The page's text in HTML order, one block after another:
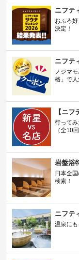
ニフテ
おふろ
決定！
ニフテ
ノジマ
格」で人
【ニフ
行って
（全10
岩盤浴
日本全
検索！
ニフテ
温泉に